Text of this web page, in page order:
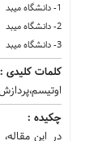
1- دانشگاه میبد
2- دانشگاه میبد
3- دانشگاه میبد
کلمات کلیدی :
چکیده :